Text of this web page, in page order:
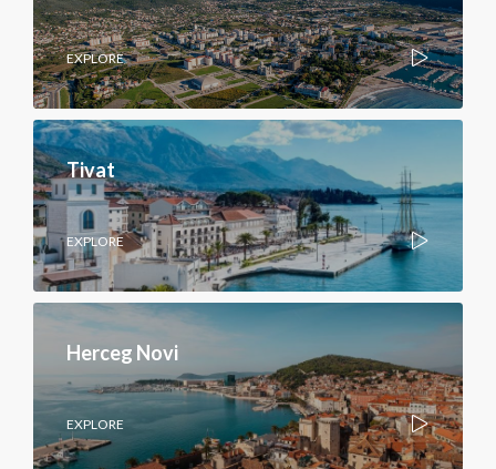
EXPLORE
Tivat
EXPLORE
Herceg Novi
EXPLORE